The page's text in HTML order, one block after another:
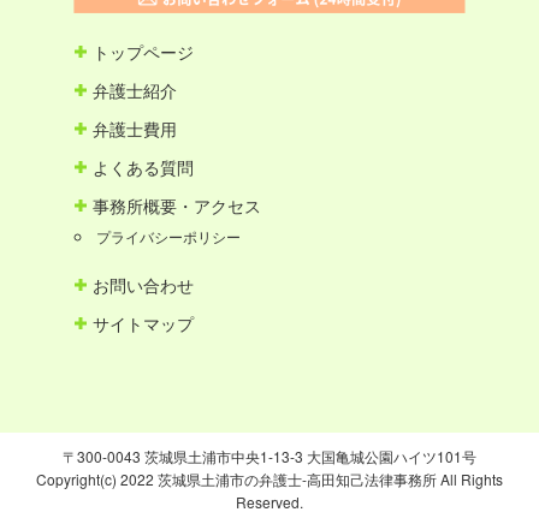
トップページ
弁護士紹介
弁護士費用
よくある質問
事務所概要・アクセス
プライバシーポリシー
お問い合わせ
サイトマップ
〒300-0043 茨城県土浦市中央1-13-3 大国亀城公園ハイツ101号
Copyright(c) 2022 茨城県土浦市の弁護士-高田知己法律事務所 All Rights
Reserved.